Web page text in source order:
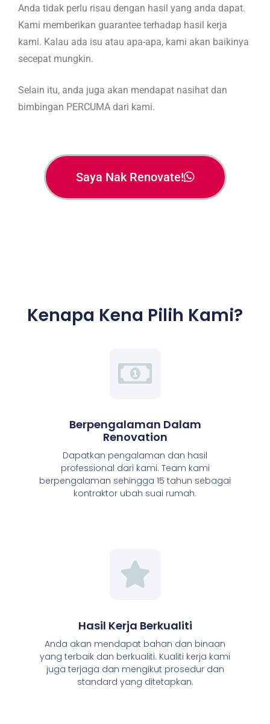
Anda tidak perlu risau dengan hasil yang anda dapat.
Kami memberikan guarantee terhadap hasil kerja
kami. Kalau ada isu atau apa-apa, kami akan baikinya
secepat mungkin.
Selain itu, anda juga akan mendapat nasihat dan
bimbingan PERCUMA dari kami.
Saya Nak Renovate!
Kenapa Kena Pilih Kami?
Berpengalaman Dalam
Renovation
Dapatkan pengalaman dan hasil
professional dari kami. Team kami
berpengalaman sehingga 15 tahun sebagai
kontraktor ubah suai rumah.
Hasil Kerja Berkualiti
Anda akan mendapat bahan dan binaan
yang terbaik dan berkualiti. Kualiti kerja kami
juga terjaga dan mengikut prosedur dan
standard yang ditetapkan.